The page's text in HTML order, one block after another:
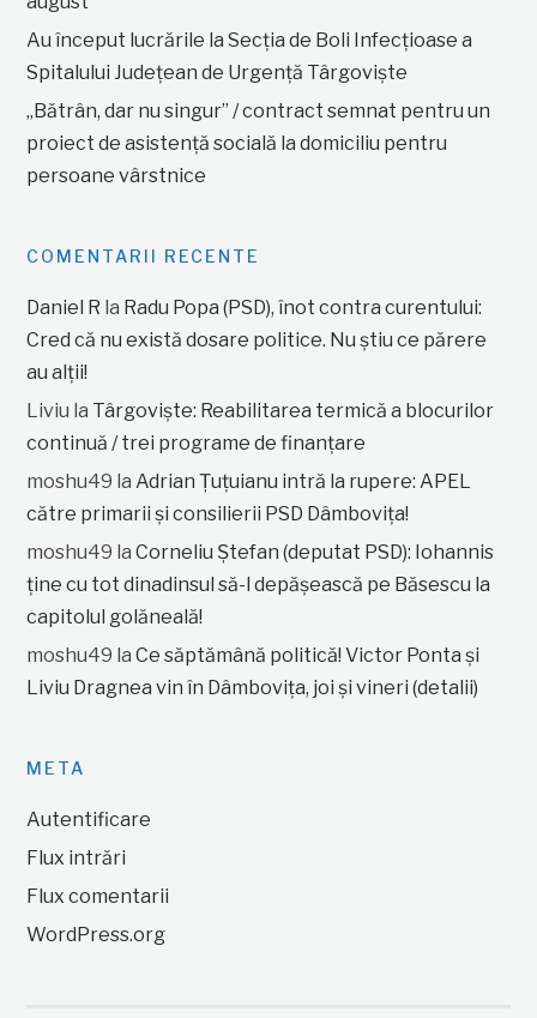
Au început lucrările la Secția de Boli Infecțioase a
Spitalului Județean de Urgență Târgoviște
„Bătrân, dar nu singur” / contract semnat pentru un
proiect de asistență socială la domiciliu pentru
persoane vârstnice
COMENTARII RECENTE
Daniel R la Radu Popa (PSD), înot contra curentului:
Cred că nu există dosare politice. Nu știu ce părere
au alții!
Liviu la Târgoviște: Reabilitarea termică a blocurilor
continuă / trei programe de finanțare
moshu49 laAdrian Țuțuianu intră la rupere: APEL
către primarii și consilierii PSD Dâmbovița!
moshu49 laCorneliu Ștefan (deputat PSD): Iohannis
ține cu tot dinadinsul să-l depășească pe Băsescu la
capitolul golăneală!
moshu49 laCe săptămână politică! Victor Ponta și
Liviu Dragnea vin în Dâmbovița, joi și vineri (detalii)
META
Autentificare
Flux intrări
Flux comentarii
WordPress.org